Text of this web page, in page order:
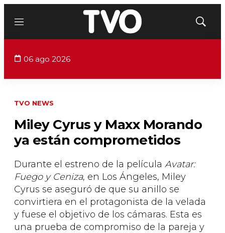
Menú
Mostrar
06 ago 2026
TVO NEWS
Miley Cyrus y Maxx Morando
ya están comprometidos
Durante el estreno de la película Avatar:
Fuego y Ceniza, en Los Ángeles, Miley
Cyrus se aseguró de que su anillo se
convirtiera en el protagonista de la velada
y fuese el objetivo de los cámaras. Esta es
una prueba de compromiso de la pareja y